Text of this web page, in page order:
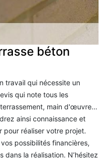
béton
travail qui nécessite un
qui note tous les
main d'œuvre…
ainsi connaissance et
pour réaliser votre projet.
possibilités financières,
dans la réalisation. N’hésitez